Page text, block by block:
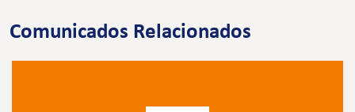
Comunicados Relacionados